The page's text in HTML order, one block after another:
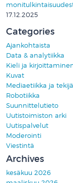
17.12.2025
Categories
Ajankohtaista
Data & analytiikka
Kieli ja
Kuvat
Mediaetiikka ja
Robotiikka
Suunnittelutieto
Uutistoimiston arki
Uutispalvelut
Moderointi
Viestintä
Archives
kesäkuu 2026